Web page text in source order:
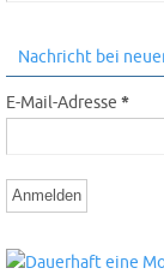
Nachricht bei
E-Mail-Adresse *